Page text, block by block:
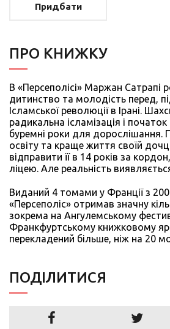
Придбати
ПРО КНИЖКУ
В «Персеполісі» Маржан Сатрапі
дитинство та молодість перед,
Ісламської революції в Ірані.
радикальна ісламізація і початок
буремні роки для дорослішання.
освіту та краще життя своїй
відправити її в 14 років за
ліцею. Але реальність
Виданий 4 томами у Франції з
«Персеполіс» отримав значну
зокрема на Ангулемському
Франкфуртському книжковому
перекладений більше, ніж на 20
ПОДIЛИТИСЯ